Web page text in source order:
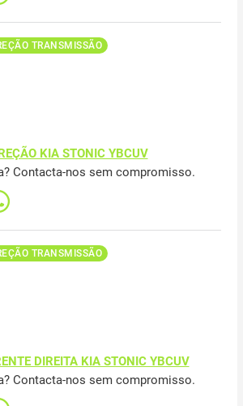
TRANSMISSÃO
KIA STONIC YBCUV
Contacta-nos sem compromisso.
TRANSMISSÃO
DIREITA KIA STONIC YBCUV
Contacta-nos sem compromisso.